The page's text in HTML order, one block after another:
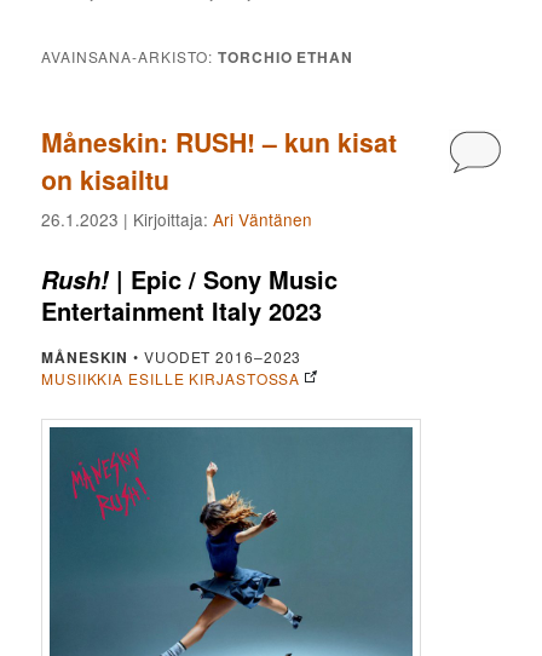
AVAINSANA-ARKISTO:TORCHIO ETHAN
Måneskin: RUSH! – kun kisat
on kisailtu
26.1.2023 | Kirjoittaja:Ari Väntänen
Rush! | Epic / Sony Music
Entertainment Italy 2023
MÅNESKIN • VUODET 2016–2023
MUSIIKKIA ESILLE KIRJASTOSSA